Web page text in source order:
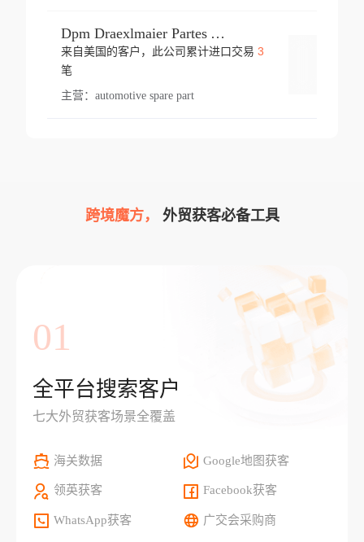
Dpm Draexlmaier Partes Automotrices Corr Ind Huejotzingo
来自美国的客户，此公司累计进口交易 3
笔
主营： automotive spare part
跨境魔方， 外贸获客必备工具
01
全平台搜索客户
七大外贸获客场景全覆盖
海关数据 Google地图获客
领英获客 Facebook获客
WhatsApp获客 广交会采购商